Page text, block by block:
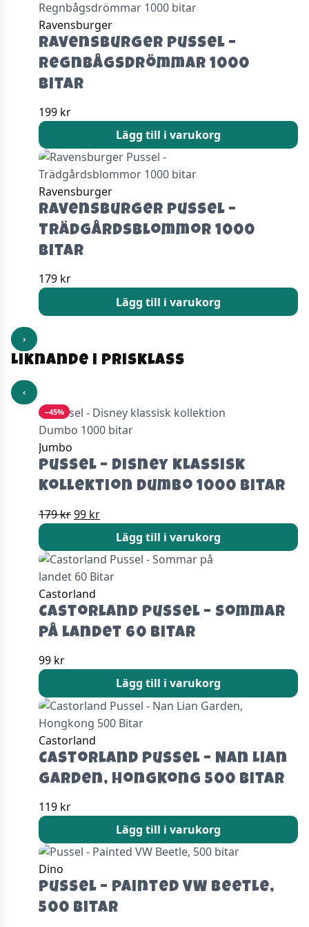
Ravensburger
Ravensburger Pussel –
Regnbågsdrömmar 1000
bitar
199 kr
Lägg till i varukorg
Ravensburger
Ravensburger Pussel –
Trädgårdsblommor 1000
bitar
179 kr
Lägg till i varukorg
›
Liknande i prisklass
‹
−45%
Jumbo
Pussel – Disney klassisk
kollektion Dumbo 1000 bitar
179krDet
ursprungliga
priset
var:
179 kr.
99 krDet
nuvarande
priset
är:
99 kr.
Lägg till i varukorg
Castorland
Castorland Pussel – Sommar
på landet 60 Bitar
99 kr
Lägg till i varukorg
Castorland
Castorland Pussel – Nan Lian
Garden, Hongkong 500 Bitar
119 kr
Lägg till i varukorg
Dino
Pussel – Painted VW Beetle,
500 bitar